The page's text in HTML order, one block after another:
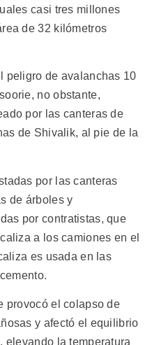
casi tres millones
de 32 kilómetros
peligro de avalanchas 10
no obstante,
por las canteras de
de Shivalik, al pie de la
por las canteras
de árboles y
por contratistas, que
a los camiones en el
es usada en las
provocó el colapso de
y afectó el equilibrio
elevando la temperatura